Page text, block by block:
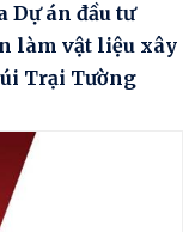
Dự án đầu tư
làm vật liệu xây
Trại Tường